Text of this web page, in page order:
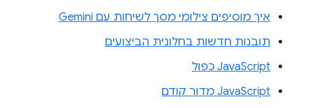
איך מוסיפים צילומי מסך לשיחות עם Gemini
תובנות חדשות בחלונית הביצועים
JavaScript כפול
JavaScript מדור קודם